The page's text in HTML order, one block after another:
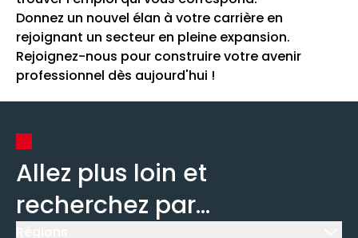
Donnez un nouvel élan à votre carrière en
rejoignant un secteur en pleine expansion.
Rejoignez-nous pour construire votre avenir
professionnel dès aujourd'hui !
Allez plus loin et
recherchez par...